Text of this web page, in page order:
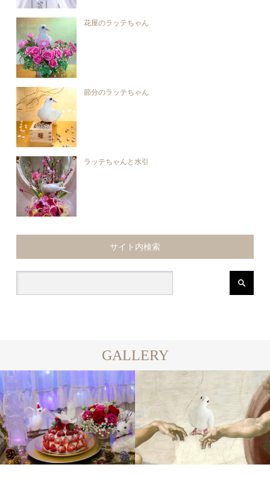
花屋のラッテちゃん
節分のラッテちゃん
ラッテちゃんと水引
サイト内検索
GALLERY